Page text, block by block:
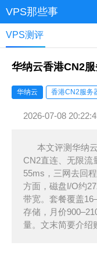
VPS那些事
VPS测评
华纳云香港CN2
华纳云 香港CN2服务
2026-07-08
本文评测华纳
CN2直连、无限流
55ms，三网去回
方面，磁盘I/O约
带宽。套餐覆盖
存储，月价
量。文末简要介绍